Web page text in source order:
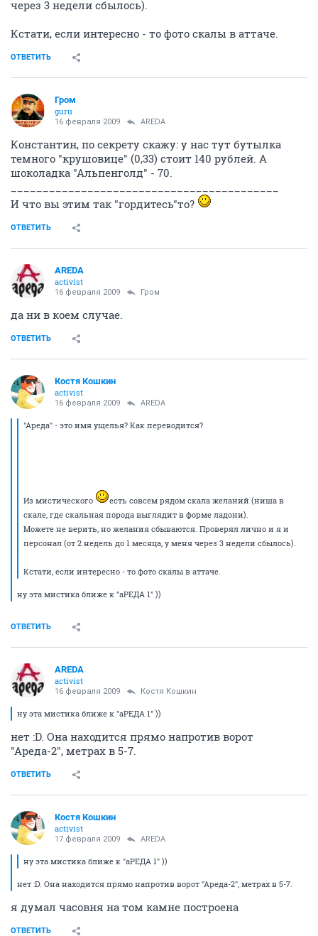
через 3 недели сбылось).
Кстати, если интересно - то фото скалы в аттаче.
ОТВЕТИТЬ
Гром
guru
16 февраля 2009 AREDA
Константин, по секрету скажу: у нас тут бутылка
темного "крушовице" (0,33) стоит 140 рублей. А
шоколадка "Альпенголд" - 70.
И что вы этим так "гордитесь"то?
ОТВЕТИТЬ
AREDA
activist
16 февраля 2009 Гром
да ни в коем случае.
ОТВЕТИТЬ
Костя Кошкин
activist
16 февраля 2009 AREDA
"Ареда" - это имя ущелья? Как переводится?
Из мистического
есть совсем рядом скала желаний (ниша в
скале, где скальная порода выглядит в форме ладони).
Можете не верить, но желания сбываются. Проверял лично и я и
персонал (от 2 недель до 1 месяца, у меня через 3 недели сбылось).
Кстати, если интересно - то фото скалы в аттаче.
ну эта мистика ближе к "аРЕДА 1" ))
ОТВЕТИТЬ
AREDA
activist
16 февраля 2009 Костя Кошкин
ну эта мистика ближе к "аРЕДА 1" ))
нет :D. Она находится прямо напротив ворот
"Ареда-2", метрах в 5-7.
ОТВЕТИТЬ
Костя Кошкин
activist
17 февраля 2009 AREDA
ну эта мистика ближе к "аРЕДА 1" ))
нет :D. Она находится прямо напротив ворот "Ареда-2", метрах в 5-7.
я думал часовня на том камне построена
ОТВЕТИТЬ